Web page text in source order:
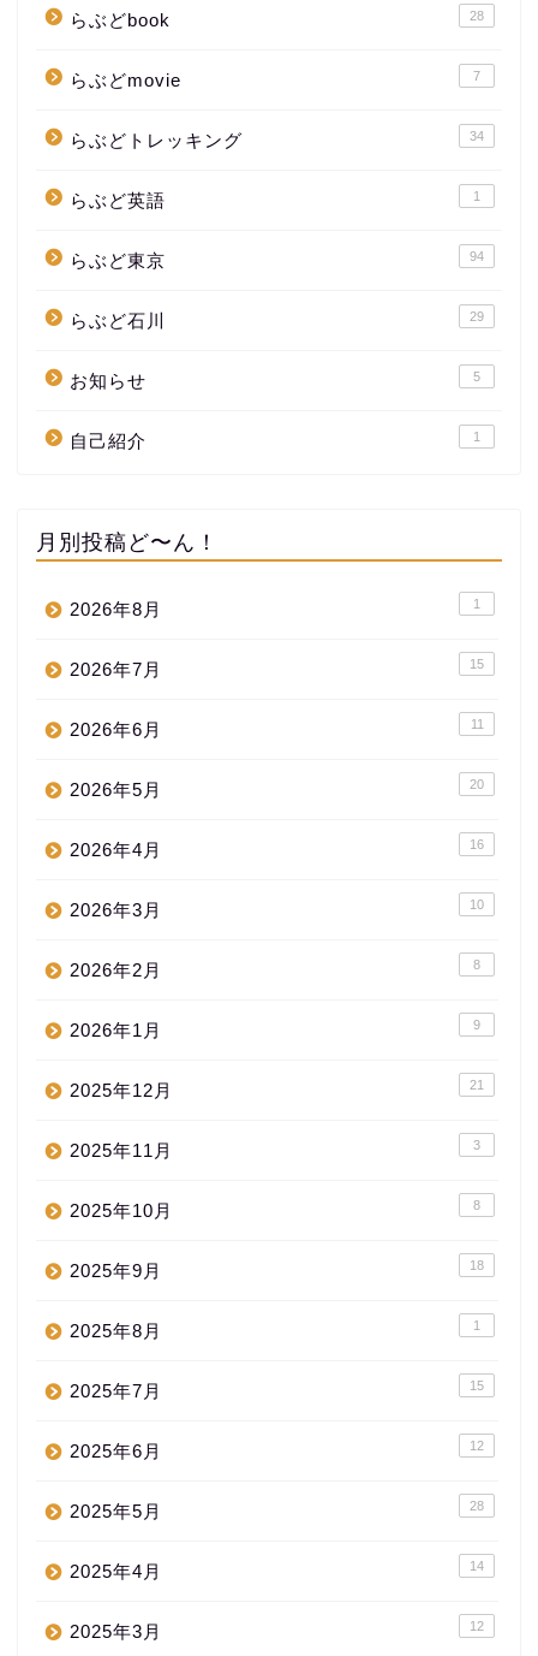
らぶどbook 28
らぶどmovie 7
らぶどトレッキング 34
らぶど英語 1
らぶど東京 94
らぶど石川 29
お知らせ 5
自己紹介 1
月別投稿ど〜ん！
2026年8月 1
2026年7月 15
2026年6月 11
2026年5月 20
2026年4月 16
2026年3月 10
2026年2月 8
2026年1月 9
2025年12月 21
2025年11月 3
2025年10月 8
2025年9月 18
2025年8月 1
2025年7月 15
2025年6月 12
2025年5月 28
2025年4月 14
2025年3月 12